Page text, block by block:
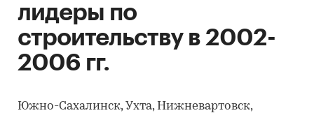
лидеры по
строительству в 2002-
2006 гг.
Южно-Сахалинск, Ухта, Нижневартовск,